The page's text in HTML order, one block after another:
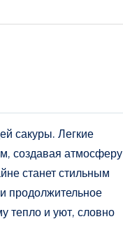
сакуры. Легкие
создавая атмосферу
станет стильным
продолжительное
тепло и уют, словно